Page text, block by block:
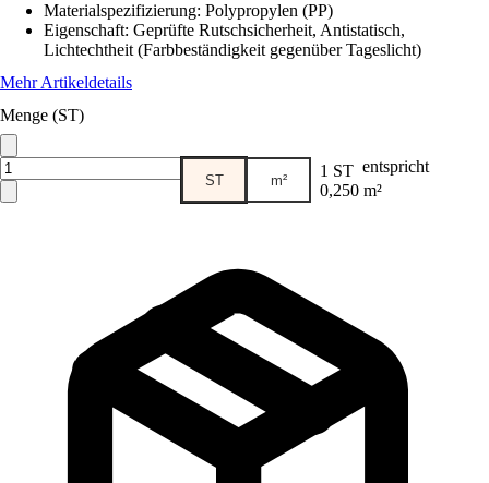
Materialspezifizierung: Polypropylen (PP)
Eigenschaft: Geprüfte Rutschsicherheit, Antistatisch,
Lichtechtheit (Farbbeständigkeit gegenüber Tageslicht)
Mehr Artikeldetails
Menge (ST)
ST m² 1 ST entspricht
0,250 m²